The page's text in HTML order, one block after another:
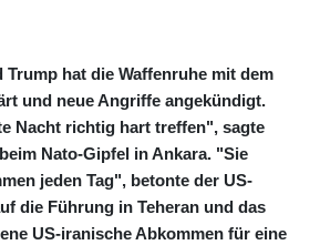
DKK 7.475497
DOP 67.329861
DZD 153.461287
EGP 57.417408
ERN 17.302844
ETB 186.159691
FJD 2.553842
Trump hat die Waffenruhe mit dem
und neue Angriffe angekündigt.
Nacht richtig hart treffen", sagte
Nato-Gipfel in Ankara. "Sie
jeden Tag", betonte der US-
die Führung in Teheran und das
US-iranische Abkommen für eine